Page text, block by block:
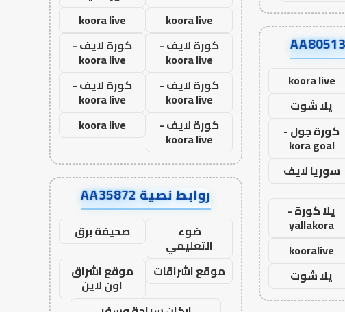
koora live
يلا شوت
كورة جول -
kora goal
سوريا لايف
يلا كورة -
yallakora
kooralive
يلا شوت
koora live
koora live
كورة لايف -
koora live
كورة لايف -
koora live
كورة لايف -
koora live
كورة لايف -
koora live
كورة لايف -
koora live
koora live
روابط نصية AA35872
ضوء
التعليمي
صحيفة برق
موقع اشراقات
موقع اشراق
اون لاين